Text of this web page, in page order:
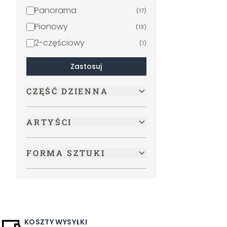
Panorama (17)
Pionowy (13)
2-częściowy (1)
Zastosuj
CZĘŚĆ DZIENNA
ARTYŚCI
FORMA SZTUKI
KOSZTY WYSYŁKI